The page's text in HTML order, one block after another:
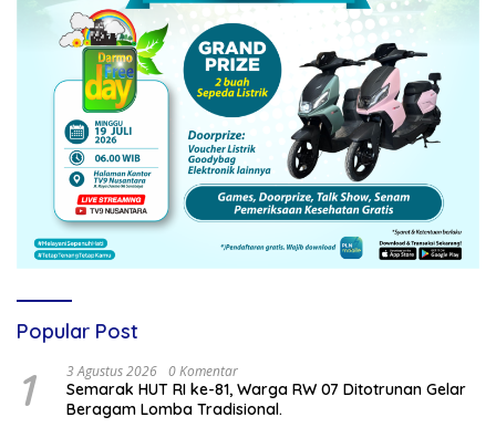
Popular Post
1 3 Agustus 2026 0 Komentar
Semarak HUT RI ke-81, Warga RW 07 Ditotrunan Gelar
Beragam Lomba Tradisional.